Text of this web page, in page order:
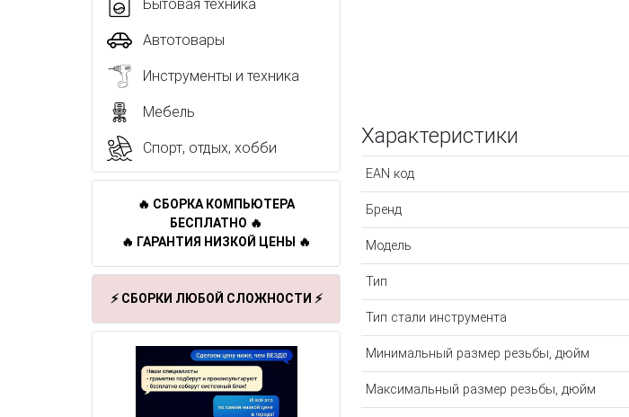
Бытовая техника
Автотовары
Инструменты и техника
Мебель
Спорт, отдых, хобби
🔥 СБОРКА КОМПЬЮТЕРА
БЕСПЛАТНО 🔥
🔥 ГАРАНТИЯ НИЗКОЙ ЦЕНЫ 🔥
⚡ СБОРКИ ЛЮБОЙ СЛОЖНОСТИ ⚡
Характеристики
EAN код
Бренд
Модель
Тип
Тип стали инструмента
Минимальный размер резьбы, дюйм
Максимальный размер резьбы, дюйм